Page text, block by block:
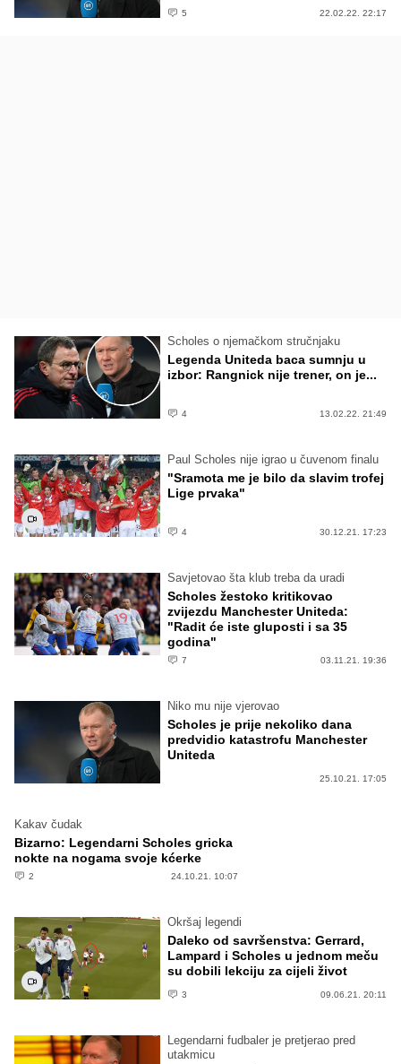
5 22.02.22. 22:17
Scholes o njemačkom stručnjaku
Legenda Uniteda baca sumnju u
izbor: Rangnick nije trener, on je...
4 13.02.22. 21:49
Paul Scholes nije igrao u čuvenom finalu
"Sramota me je bilo da slavim trofej
Lige prvaka"
4 30.12.21. 17:23
Savjetovao šta klub treba da uradi
Scholes žestoko kritikovao
zvijezdu Manchester Uniteda:
"Radit će iste gluposti i sa 35
godina"
7 03.11.21. 19:36
Niko mu nije vjerovao
Scholes je prije nekoliko dana
predvidio katastrofu Manchester
Uniteda
25.10.21. 17:05
Kakav čudak
Bizarno: Legendarni Scholes gricka
nokte na nogama svoje kćerke
2 24.10.21. 10:07
Okršaj legendi
Daleko od savršenstva: Gerrard,
Lampard i Scholes u jednom meču
su dobili lekciju za cijeli život
3 09.06.21. 20:11
Legendarni fudbaler je pretjerao pred
utakmicu